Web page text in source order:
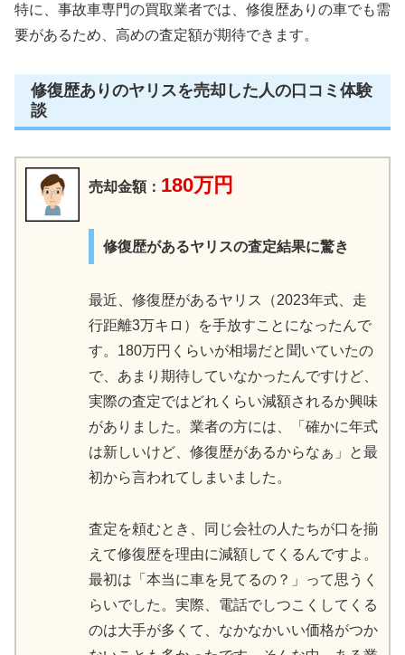
特に、事故車専門の買取業者では、修復歴ありの車でも需
要があるため、高めの査定額が期待できます。
修復歴ありのヤリスを売却した人の口コミ体験
談
売却金額： 180万円
修復歴があるヤリスの査定結果に驚き
最近、修復歴があるヤリス（2023年式、走
行距離3万キロ）を手放すことになったんで
す。180万円くらいが相場だと聞いていたの
で、あまり期待していなかったんですけど、
実際の査定ではどれくらい減額されるか興味
がありました。業者の方には、「確かに年式
は新しいけど、修復歴があるからなぁ」と最
初から言われてしまいました。
査定を頼むとき、同じ会社の人たちが口を揃
えて修復歴を理由に減額してくるんですよ。
最初は「本当に車を見てるの？」って思うく
らいでした。実際、電話でしつこくしてくる
のは大手が多くて、なかなかいい価格がつか